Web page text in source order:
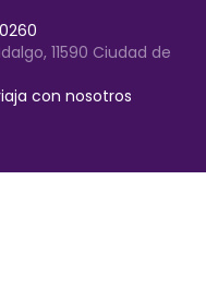
11590 Ciudad de
con nosotros